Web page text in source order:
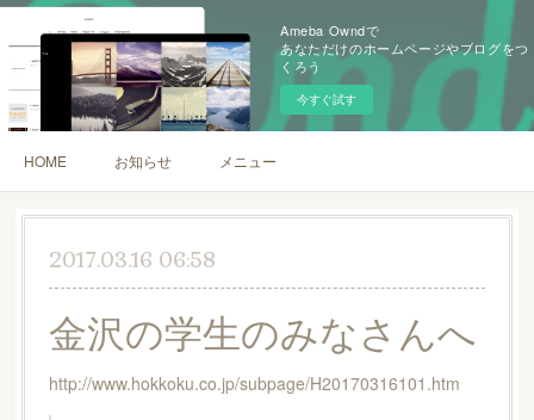
Ameba Owndで
あなただけのホームページやブログをつ
くろう
今すぐ試す
HOME お知らせ メニュー
2017.03.16 06:58
金沢の学生のみなさんへ
http://www.hokkoku.co.jp/subpage/H20170316101.htm